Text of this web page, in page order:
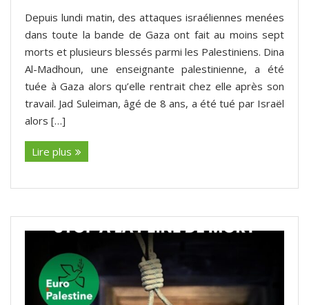
Depuis lundi matin, des attaques israéliennes menées
dans toute la bande de Gaza ont fait au moins sept
morts et plusieurs blessés parmi les Palestiniens. Dina
Al-Madhoun, une enseignante palestinienne, a été
tuée à Gaza alors qu’elle rentrait chez elle après son
travail. Jad Suleiman, âgé de 8 ans, a été tué par Israël
alors […]
Lire plus